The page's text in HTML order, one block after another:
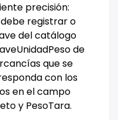
precisión:
registrar o
del catálogo
de
que se
con los
en el campo
y PesoTara.